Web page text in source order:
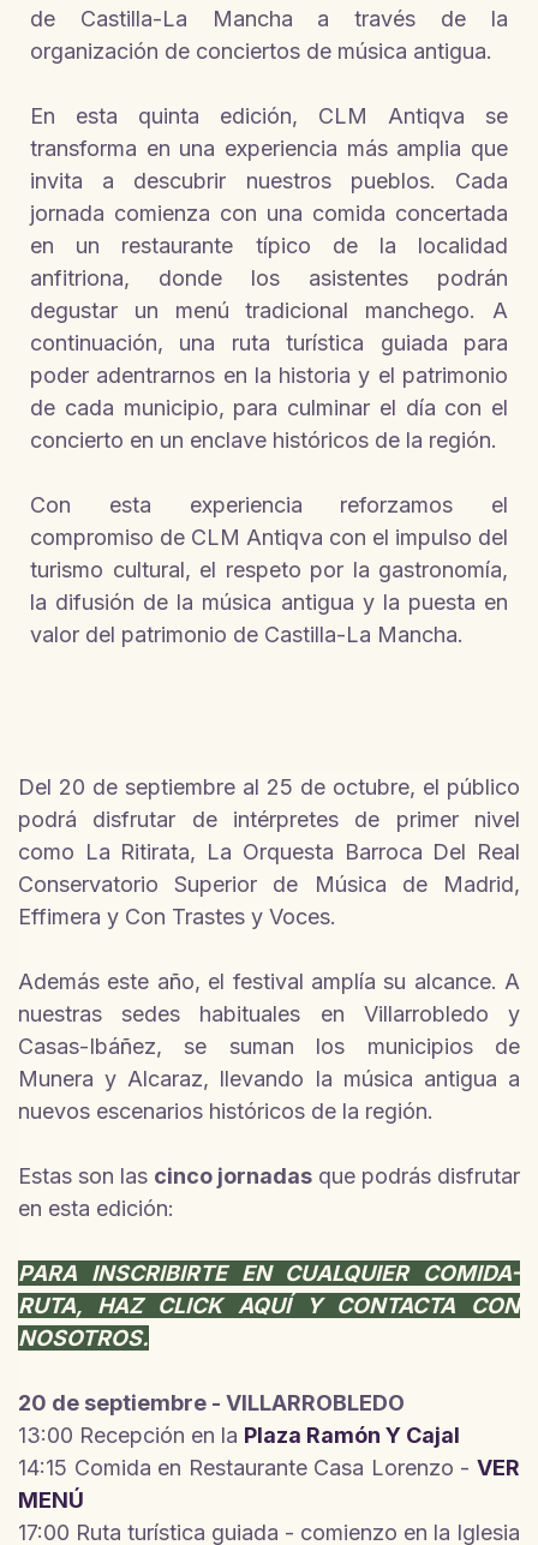
de Castilla-La Mancha a través de la
organización de conciertos de música antigua.
En esta quinta edición, CLM Antiqva se
transforma en una experiencia más amplia que
invita a descubrir nuestros pueblos. Cada
jornada comienza con una comida concertada
en un restaurante típico de la localidad
anfitriona, donde los asistentes podrán
degustar un menú tradicional manchego. A
continuación, una ruta turística guiada para
poder adentrarnos en la historia y el patrimonio
de cada municipio, para culminar el día con el
concierto en un enclave históricos de la región.
Con esta experiencia reforzamos el
compromiso de CLM Antiqva con el impulso del
turismo cultural, el respeto por la gastronomía,
la difusión de la música antigua y la puesta en
valor del patrimonio de Castilla-La Mancha.
Del 20 de septiembre al 25 de octubre, el público
podrá disfrutar de intérpretes de primer nivel
como La Ritirata, La Orquesta Barroca Del Real
Conservatorio Superior de Música de Madrid,
Effimera y Con Trastes y Voces.
Además este año, el festival amplía su alcance. A
nuestras sedes habituales en Villarrobledo y
Casas-Ibáñez, se suman los municipios de
Munera y Alcaraz, llevando la música antigua a
nuevos escenarios históricos de la región.
Estas son las cinco jornadas que podrás disfrutar
en esta edición:
PARA INSCRIBIRTE EN CUALQUIER COMIDA-
RUTA, HAZ CLICK AQUÍ Y CONTACTA CON
NOSOTROS.
20 de septiembre - VILLARROBLEDO
13:00 Recepción en la Plaza Ramón Y Cajal
14:15 Comida en Restaurante Casa Lorenzo - VER
MENÚ
17:00 Ruta turística guiada - comienzo en la Iglesia